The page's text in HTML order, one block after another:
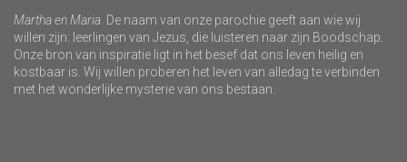
Martha en Maria . De naam van onze parochie geeft aan wie wij
willen zijn: leerlingen van Jezus, die luisteren naar zijn Boodschap.
Onze bron van inspiratie ligt in het besef dat ons leven heilig en
kostbaar is. Wij willen proberen het leven van alledag te verbinden
met het wonderlijke mysterie van ons bestaan.